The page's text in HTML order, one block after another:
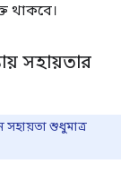
থাকবে।
সহায়তার
সহায়তা শুধুমাত্র